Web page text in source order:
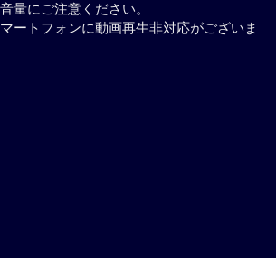
量にご注意ください。
ートフォンに動画再生非対応がございま